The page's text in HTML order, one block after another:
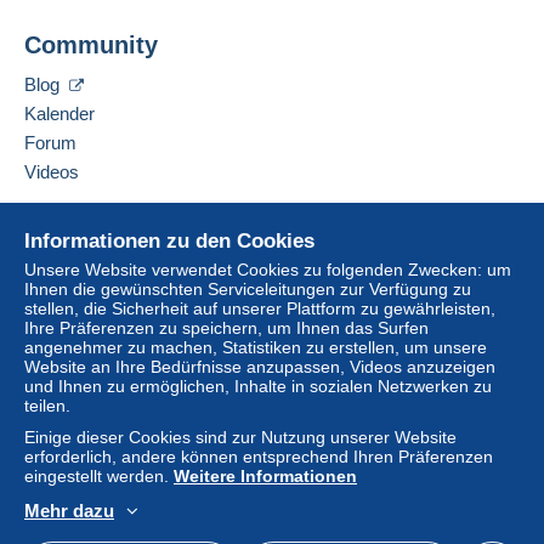
Brief (Standardformat/Kleinbrief)
Zahlungsbedingungen:
Alle Zahlungen werden über die Delcampe- Website
abgewickelt. Je nach den vom Verkäufer angebotenen
Zahlungsoptionen können SiePayPalverwenden, eine
Kredit-/Debitkartehinzufügen oder eineÜberweisung
auf Ihr Guthaben
vornehmen. Es dürfen keine
Zahlungen per Scheck oder Banküberweisung direkt auf
ein Bankkonto des Verkäufers getätigt werden.
Der Käufer nutzt die von Delcampe auf der Seite "
Käufe: Zu zahlen
Verkäufer kontaktieren
hinzufügen
Informationen zu den Cookies
Unsere Website verwendet Cookies zu folgenden Zwecken: um
Ihnen die gewünschten Serviceleitungen zur Verfügung zu
stellen, die Sicherheit auf unserer Plattform zu gewährleisten,
Ihre Präferenzen zu speichern, um Ihnen das Surfen
angenehmer zu machen, Statistiken zu erstellen, um unsere
Website an Ihre Bedürfnisse anzupassen, Videos anzuzeigen
und Ihnen zu ermöglichen, Inhalte in sozialen Netzwerken zu
teilen.
Einige dieser Cookies sind zur Nutzung unserer Website
erforderlich, andere können entsprechend Ihren Präferenzen
eingestellt werden. Weitere Informationen
Mehr dazu
Community
Blog
Kalender
Forum
Videos
Online-Hilfe
Auf Delcampe kaufen
Auf Delcampe verkaufen
Eine sichere Website